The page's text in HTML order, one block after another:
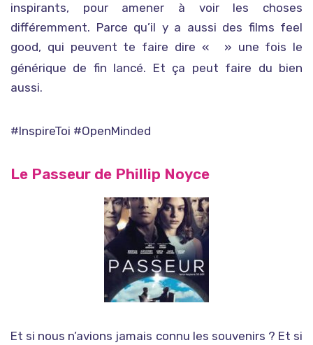
inspirants, pour amener à voir les choses
différemment. Parce qu’il y a aussi des films feel
good, qui peuvent te faire dire «
» une fois le
générique de fin lancé. Et ça peut faire du bien
aussi.
#InspireToi #OpenMinded
Le Passeur de Phillip Noyce
Et si nous n’avions jamais connu les souvenirs ? Et si